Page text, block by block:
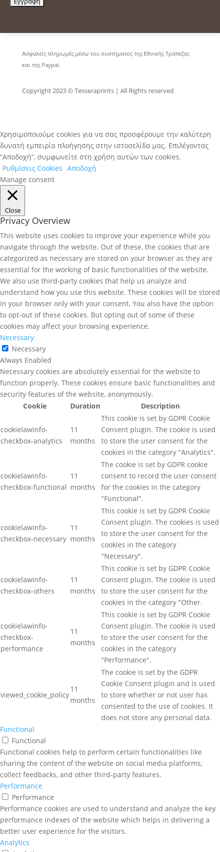
Ασφαλείς πληρωμές μέσω του συστήματος της Εθνικής Τράπεζας
και της Paypal.
Copyright 2023 © Tesseraprints | All Rights reserved
Χρησιμοποιούμε cookies για να σας προσφέρουμε την καλύτερη
δυνατή εμπειρία πλοήγησης στην ιστοσελίδα μας. Επιλέγοντας
“Αποδοχή”, συμφωνείτε στη χρήση αυτών των cookies.
Ρυθμίσεις Cookies Αποδοχή
Manage consent
Close
Privacy Overview
This website uses cookies to improve your experience while you
navigate through the website. Out of these, the cookies that are
categorized as necessary are stored on your browser as they are
essential for the working of basic functionalities of the website.
We also use third-party cookies that help us analyze and
understand how you use this website. These cookies will be stored
in your browser only with your consent. You also have the option
to opt-out of these cookies. But opting out of some of these
cookies may affect your browsing experience.
Necessary
Necessary
Always Enabled
Necessary cookies are absolutely essential for the website to
function properly. These cookies ensure basic functionalities and
security features of the website, anonymously.
Cookie
Duration Description
cookielawinfo-
checkbox-analytics
11
months
This cookie is set by GDPR Cookie
Consent plugin. The cookie is used
to store the user consent for the
cookies in the category "Analytics".
cookielawinfo-
checkbox-functional
11
months
The cookie is set by GDPR cookie
consent to record the user consent
for the cookies in the category
"Functional".
cookielawinfo-
checkbox-necessary
11
months
This cookie is set by GDPR Cookie
Consent plugin. The cookies is used
to store the user consent for the
cookies in the category
"Necessary".
cookielawinfo-
checkbox-others
11
months
This cookie is set by GDPR Cookie
Consent plugin. The cookie is used
to store the user consent for the
cookies in the category "Other.
cookielawinfo-
checkbox-
performance
11
months
This cookie is set by GDPR Cookie
Consent plugin. The cookie is used
to store the user consent for the
cookies in the category
"Performance".
viewed_cookie_policy
11
months
The cookie is set by the GDPR
Cookie Consent plugin and is used
to store whether or not user has
consented to the use of cookies. It
does not store any personal data.
Functional
Functional
Functional cookies help to perform certain functionalities like
sharing the content of the website on social media platforms,
collect feedbacks, and other third-party features.
Performance
Performance
Performance cookies are used to understand and analyze the key
performance indexes of the website which helps in delivering a
better user experience for the visitors.
Analytics